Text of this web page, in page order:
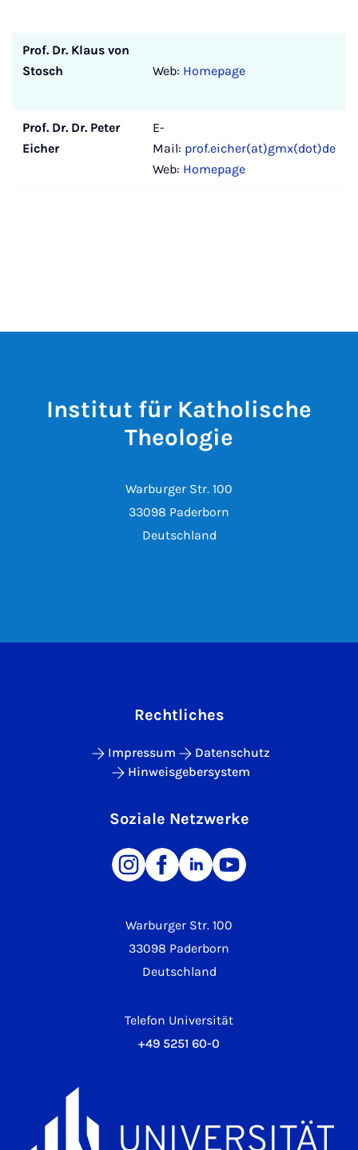
Prof. Dr. Klaus von
Stosch
Web: Homepage
Prof. Dr. Dr. Peter
Eicher
E-
Mail: prof.eicher(at)gmx(dot)de
Web: Homepage
Institut für Katholische
Theologie
Warburger Str. 100
33098 Paderborn
Deutschland
Warburger Str. 100
33098 Paderborn
Deutschland
Telefon Universität
+49 5251 60-0
Rechtliches
Impressum
Datenschutz
Hinweisgebersystem
Soziale Netzwerke